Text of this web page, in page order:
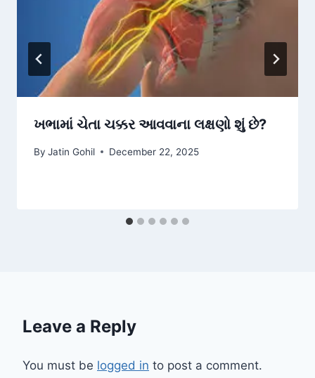
ખભામાં ચેતા ચક્કર આવવાના લક્ષણો શું છે?
By Jatin Gohil December 22, 2025
Leave a Reply
You must be logged in to post a comment.